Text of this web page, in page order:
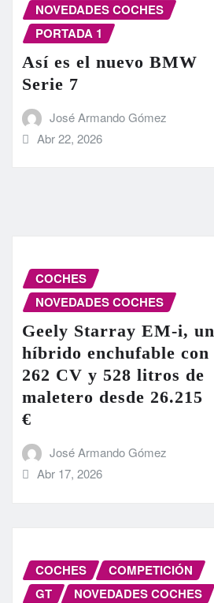
NOVEDADES COCHES
PORTADA 1
Así es el nuevo BMW
Serie 7
José Armando Gómez
Abr 22, 2026
COCHES
NOVEDADES COCHES
Geely Starray EM-i, un
híbrido enchufable con
262 CV y 528 litros de
maletero desde 26.215
€
José Armando Gómez
Abr 17, 2026
COCHES
COMPETICIÓN
GT
NOVEDADES COCHES